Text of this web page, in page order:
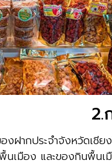
ฝากประจำจังหวัดเชี
นเมือง และของกินพื้น